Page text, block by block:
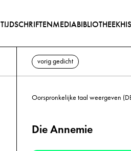
TIJDSCHRIFTENMEDIABIBLIOTHEEK
vorig gedicht
Oorspronkelijke taal weergeven
Die Annemie